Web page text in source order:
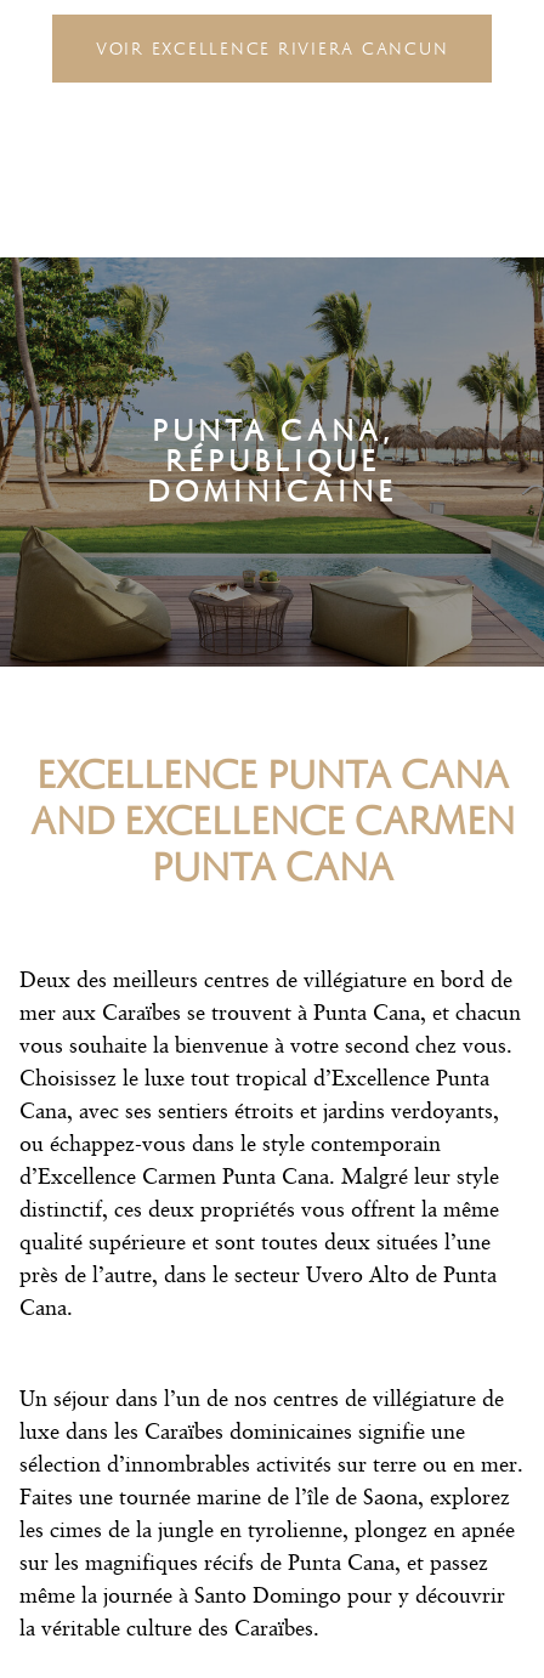
VOIR EXCELLENCE RIVIERA CANCUN
PUNTA CANA,
RÉPUBLIQUE
DOMINICAINE
EXCELLENCE PUNTA CANA
AND EXCELLENCE CARMEN
PUNTA CANA
Deux des meilleurs centres de villégiature en bord de
mer aux Caraïbes se trouvent à Punta Cana, et chacun
vous souhaite la bienvenue à votre second chez vous.
Choisissez le luxe tout tropical d’Excellence Punta
Cana, avec ses sentiers étroits et jardins verdoyants,
ou échappez-vous dans le style contemporain
d’Excellence Carmen Punta Cana. Malgré leur style
distinctif, ces deux propriétés vous offrent la même
qualité supérieure et sont toutes deux situées l’une
près de l’autre, dans le secteur Uvero Alto de Punta
Cana.
Un séjour dans l’un de nos centres de villégiature de
luxe dans les Caraïbes dominicaines signifie une
sélection d’innombrables activités sur terre ou en mer.
Faites une tournée marine de l’île de Saona, explorez
les cimes de la jungle en tyrolienne, plongez en apnée
sur les magnifiques récifs de Punta Cana, et passez
même la journée à Santo Domingo pour y découvrir
la véritable culture des Caraïbes.